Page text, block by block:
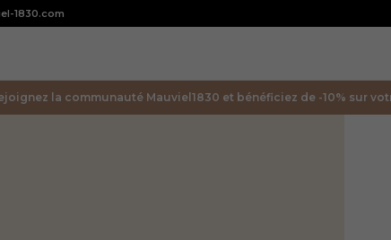
1830.com
la communauté Mauviel1830 et bénéficiez de -10% sur